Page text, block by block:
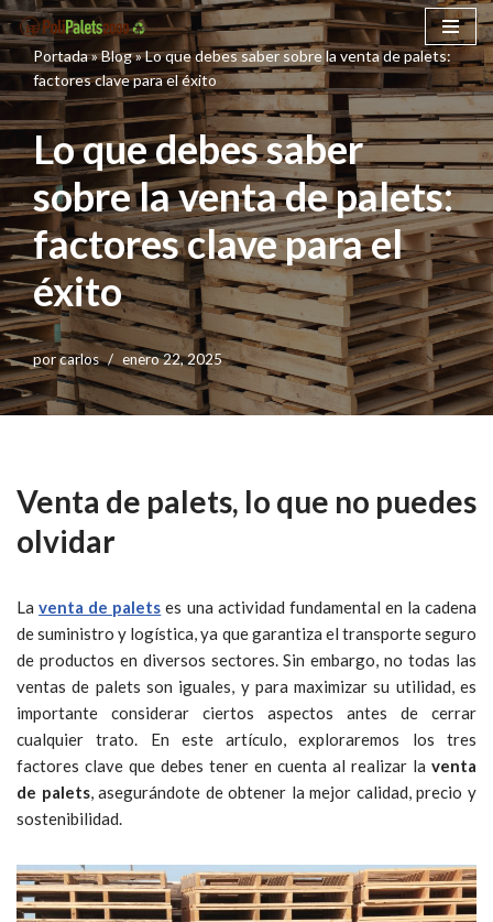
Saltar
al
contenido
Portada»Blog»Lo que debes saber sobre la venta de palets:
factores clave para el éxito
Lo que debes saber
sobre la venta de palets:
factores clave para el
éxito
porcarlos enero 22, 2025
Venta de palets, lo que no puedes
olvidar
Laventa de palets es una actividad fundamental en la cadena
de suministro y logística, ya que garantiza el transporte seguro
de productos en diversos sectores. Sin embargo, no todas las
ventas de palets son iguales, y para maximizar su utilidad, es
importante considerar ciertos aspectos antes de cerrar
cualquier trato. En este artículo, exploraremos los tres
factores clave que debes tener en cuenta al realizar la venta
de palets, asegurándote de obtener la mejor calidad, precio y
sostenibilidad.